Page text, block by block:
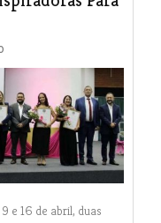
e 16 de abril, duas